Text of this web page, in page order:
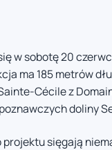
w sobotę 20
ma 185 metrów
Cécile z
doliny
sięgają